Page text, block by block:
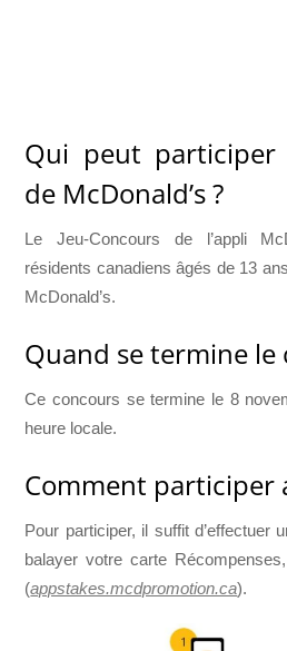
Qui peut participer
de McDonald’s ?
Le Jeu-Concours de l’appli
résidents canadiens âgés de 13
McDonald’s.
Quand se termine le
Ce concours se termine le 8
heure locale.
Comment participer
Pour participer, il suffit d’effectuer
balayer votre carte
(appstakes.mcdpromotion.ca).